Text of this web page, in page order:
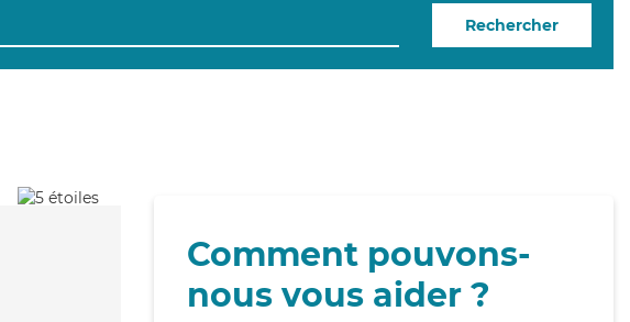
Rechercher
Comment pouvons-
nous vous aider ?